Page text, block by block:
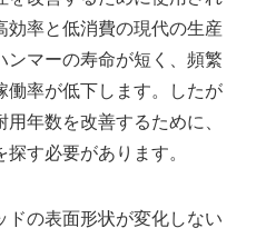
効率と低消費の現代の生産
ンマーの寿命が短く、頻繁
働率が低下します。したが
年数を改善するために、
す必要があります。
の表面形状が変化しない